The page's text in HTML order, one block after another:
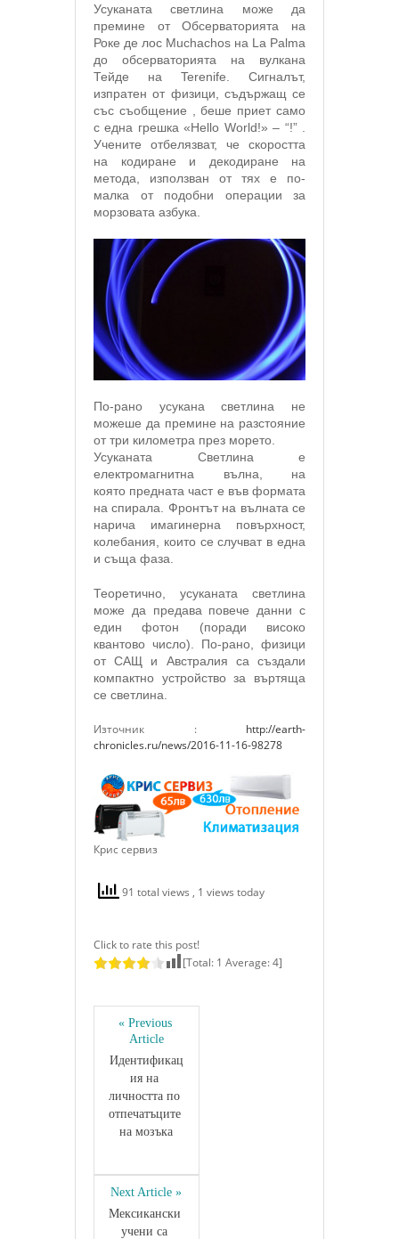
Усуканата светлина може да
премине от Обсерваторията на
Роке де лос Muchachos на La Palma
до обсерваторията на вулкана
Тейде на Terenife. Сигналът,
изпратен от физици, съдържащ се
със съобщение , беше приет само
с една грешка «Hello World!» – “!” .
Учените отбелязват, че скоростта
на кодиране и декодиране на
метода, използван от тях е по-
малка от подобни операции за
морзовата азбука.
По-рано усукана светлина не
можеше да премине на разстояние
от три километра през морето.
Усуканата Светлина е
електромагнитна вълна, на
която предната част е във формата
на спирала. Фронтът на вълната се
нарича имагинерна повърхност,
колебания, които се случват в една
и съща фаза.
Теоретично, усуканата светлина
може да предава повече данни с
един фотон (поради високо
квантово число). По-рано, физици
от САЩ и Австралия са създали
компактно устройство за въртяща
се светлина.
Източник : http://earth-
chronicles.ru/news/2016-11-16-98278
Крис сервиз
91 total views , 1 views today
Click to rate this post!
[Total: 1 Average:4]
« Previous
Article
Идентификац
ия на
личността по
отпечатъците
на мозъка
Next Article »
Мексикански
учени са